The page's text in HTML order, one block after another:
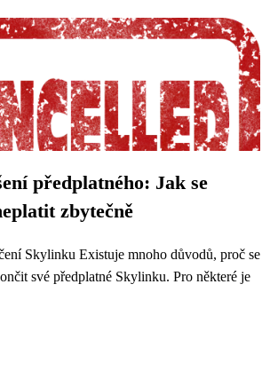
předplatného: Jak se
zbytečně
Skylinku Existuje mnoho důvodů, proč se
své předplatné Skylinku. Pro některé je